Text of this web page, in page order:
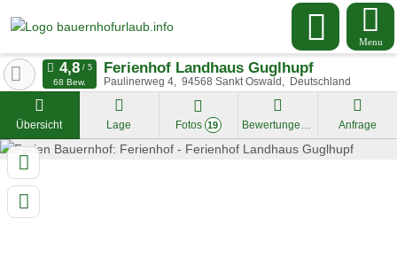
Menu
Ferienhof Landhaus Guglhupf
Paulinerweg 4 94568 Sankt Oswald Deutschland
68 Bew.
Übersicht Lage Fotos 19 Bewertungen Anfrage